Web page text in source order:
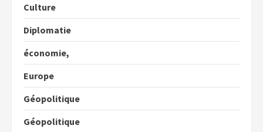
Culture
Diplomatie
économie,
Europe
Géopolitique
Géopolitique